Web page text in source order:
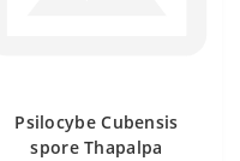
Psilocybe Cubensis
spore Thapalpa